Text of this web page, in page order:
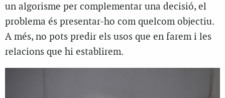
un algorisme per complementar una decisió, el
problema és presentar-ho com quelcom objectiu.
A més, no pots predir els usos que en farem i les
relacions que hi establirem.